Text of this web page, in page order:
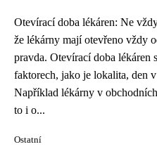
Otevírací doba lékáren: Ne
že lékárny mají otevřeno vždy
pravda. Otevírací doba lékáren
faktorech, jako je lokalita, den
Například lékárny v
to i o...
Ostatní